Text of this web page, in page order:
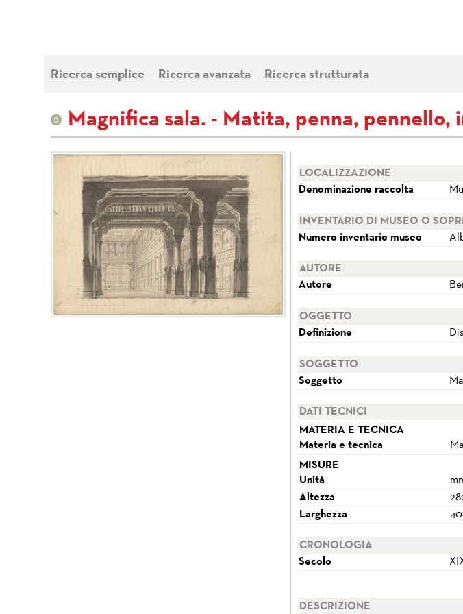
Ricerca semplice Ricerca avanzata Ricerca strutturata
Magnifica sala. - Matita, penna,
LOCALIZZAZIONE
Denominazione raccolta
INVENTARIO DI MUSEO O
Numero inventario museo
AUTORE
Autore
OGGETTO
Definizione
SOGGETTO
Soggetto
DATI TECNICI
MATERIA E TECNICA
Materia e tecnica
MISURE
Unità
Altezza
Larghezza
CRONOLOGIA
Secolo
DESCRIZIONE